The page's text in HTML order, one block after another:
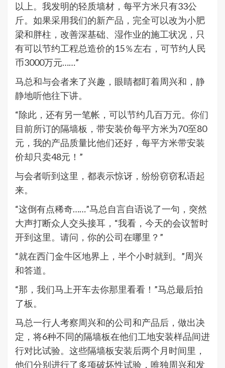
以上。我发明的轻质墙材，每平方米只有33公
斤。如果采用我们的新产品，完全可以改为小肥
梁和胖柱，改善深基础、湿作业的施工状况，只
有可以节约工程总造价的15％左右，可节约人民
币3000万元……”
马总和与会者来了兴趣，眼睛都盯着周兴和，静
静地听他往下讲。
“除此，还有另一笔帐，可以节约几百万元。你们
目前所订的隔墙板，带安装价每平方米为70至80
元，我的产品质量比他们还好，每平方米带安装
价却只卖48元！”
与会者听到这里，都表示惊讶，纷纷窃窃私语起
来。
“这倒有点稀奇……”马总自言自语说了一句，突然
大声打断众人交头接耳，“我看，今天的会议暂时
开到这里。请问，你的公司在哪里？”
“就在西门金牛区地界上，半个小时就到。”周兴
和答道。
“那，我们马上开车去你那里看看！”马总最后拍
了板。
马总一行人考察周兴和的公司和产品后，做出决
定，将6种不同的隔墙板在他们工地安装样品间进
行对比试验。这些隔墙板安装后两个月时间里，
他们分别进行了多项破坏性试验，唯独周兴和发